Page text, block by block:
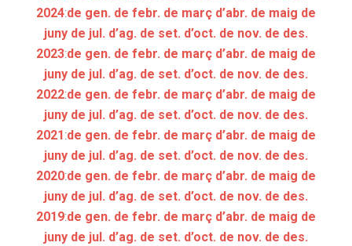
2024:de gen. de febr. de març d’abr. de maig de
juny de jul. d’ag. de set. d’oct. de nov. de des.
2023:de gen. de febr. de març d’abr. de maig de
juny de jul. d’ag. de set. d’oct. de nov. de des.
2022:de gen. de febr. de març d’abr. de maig de
juny de jul. d’ag. de set. d’oct. de nov. de des.
2021:de gen. de febr. de març d’abr. de maig de
juny de jul. d’ag. de set. d’oct. de nov. de des.
2020:de gen. de febr. de març d’abr. de maig de
juny de jul. d’ag. de set. d’oct. de nov. de des.
2019:de gen. de febr. de març d’abr. de maig de
juny de jul. d’ag. de set. d’oct. de nov. de des.